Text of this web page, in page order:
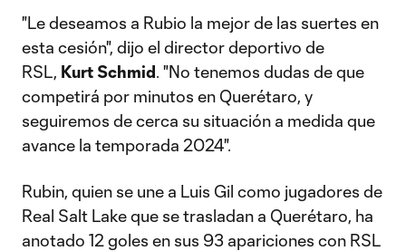
"Le deseamos a Rubio la mejor de las suertes en
esta cesión", dijo el director deportivo de
RSL, Kurt Schmid. "No tenemos dudas de que
competirá por minutos en Querétaro, y
seguiremos de cerca su situación a medida que
avance la temporada 2024".
Rubin, quien se une a Luis Gil como jugadores de
Real Salt Lake que se trasladan a Querétaro, ha
anotado 12 goles en sus 93 apariciones con RSL